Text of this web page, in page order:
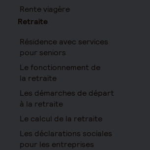
Rente viagère
Retraite
Résidence avec services
pour seniors
Le fonctionnement de
la retraite
Les démarches de départ
à la retraite
Le calcul de la retraite
Les déclarations sociales
pour les entreprises